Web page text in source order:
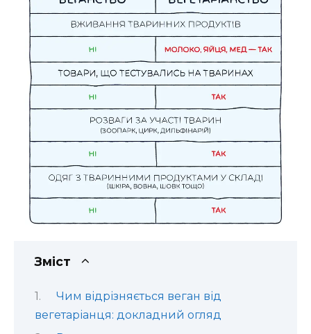
Зміст
Чим відрізняється веган від
вегетаріанця: докладний огляд